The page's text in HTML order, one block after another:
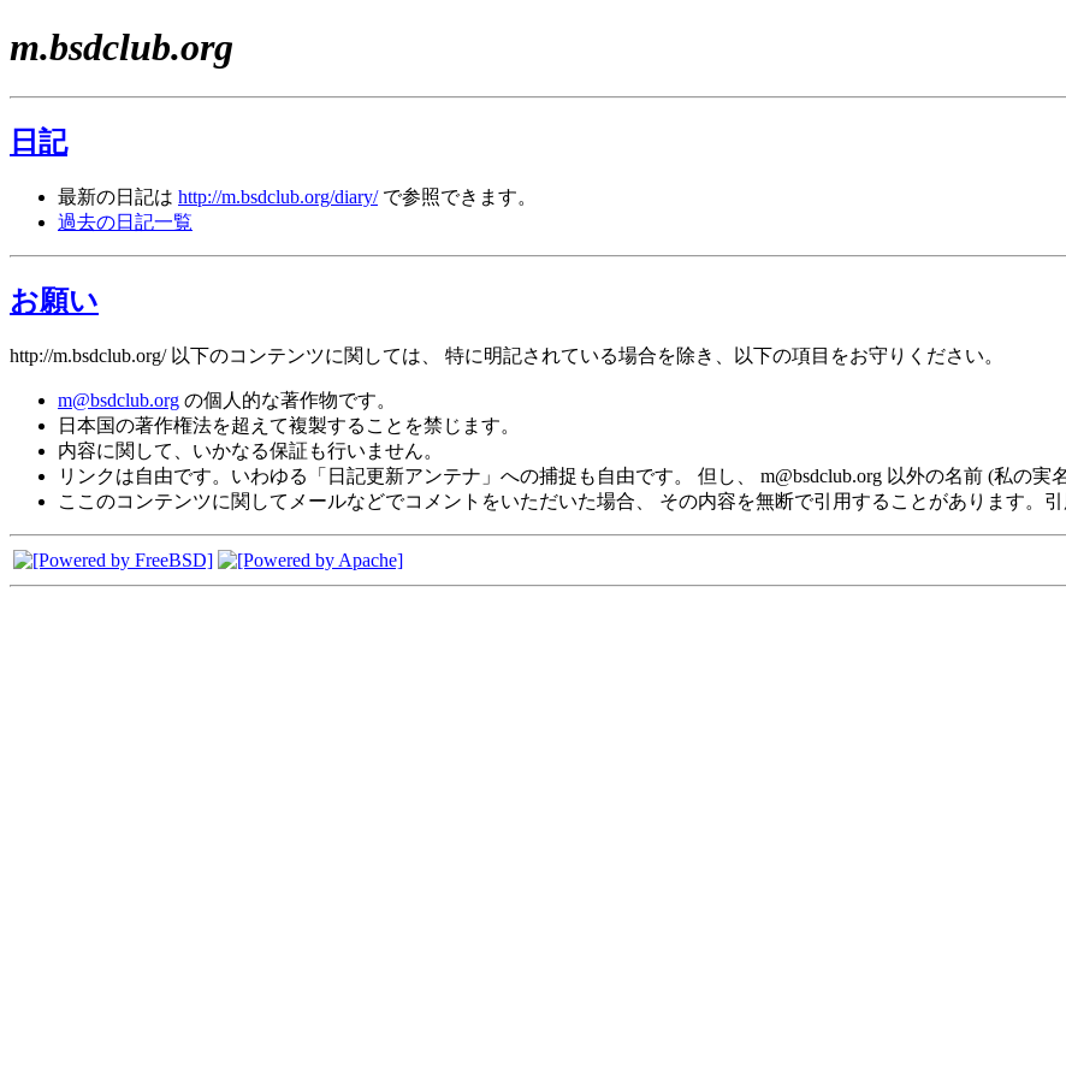
m.bsdclub.org
日記
最新の日記は http://m.bsdclub.org/diary/で参照できます。
過去の日記一覧
お願い
http://m.bsdclub.org/ 以下のコンテンツに関しては、 特に明記されている場合を除き、以下の項目をお守りください。
m@bsdclub.org の個人的な著作物です。
日本国の著作権法を超えて複製することを禁じます。
内容に関して、いかなる保証も行いません。
リンクは自由です。いわゆる「日記更新アンテナ」への捕捉も自由です。 但し、 m@bsdclub.org 以外の名前 (私の実
ここのコンテンツに関してメールなどでコメントをいただいた場合、 その内容を無断で引用することがあります。